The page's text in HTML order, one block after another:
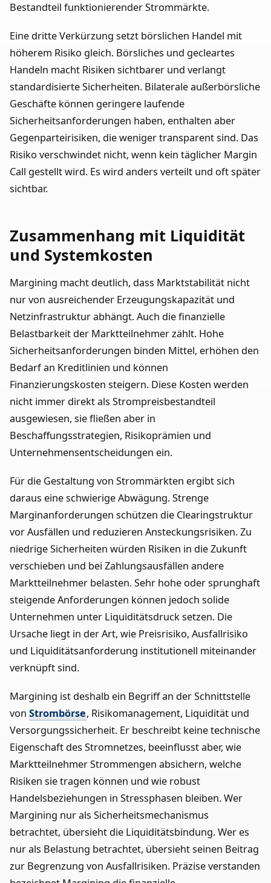
Bestandteil funktionierender Strommärkte.
Eine dritte Verkürzung setzt börslichen Handel mit
höherem Risiko gleich. Börsliches und gecleartes
Handeln macht Risiken sichtbarer und verlangt
standardisierte Sicherheiten. Bilaterale außerbörsliche
Geschäfte können geringere laufende
Sicherheitsanforderungen haben, enthalten aber
Gegenparteirisiken, die weniger transparent sind. Das
Risiko verschwindet nicht, wenn kein täglicher Margin
Call gestellt wird. Es wird anders verteilt und oft später
sichtbar.
Zusammenhang mit Liquidität
und Systemkosten
Margining macht deutlich, dass Marktstabilität nicht
nur von ausreichender Erzeugungskapazität und
Netzinfrastruktur abhängt. Auch die finanzielle
Belastbarkeit der Marktteilnehmer zählt. Hohe
Sicherheitsanforderungen binden Mittel, erhöhen den
Bedarf an Kreditlinien und können
Finanzierungskosten steigern. Diese Kosten werden
nicht immer direkt als Strompreisbestandteil
ausgewiesen, sie fließen aber in
Beschaffungsstrategien, Risikoprämien und
Unternehmensentscheidungen ein.
Für die Gestaltung von Strommärkten ergibt sich
daraus eine schwierige Abwägung. Strenge
Marginanforderungen schützen die Clearingstruktur
vor Ausfällen und reduzieren Ansteckungsrisiken. Zu
niedrige Sicherheiten würden Risiken in die Zukunft
verschieben und bei Zahlungsausfällen andere
Marktteilnehmer belasten. Sehr hohe oder sprunghaft
steigende Anforderungen können jedoch solide
Unternehmen unter Liquiditätsdruck setzen. Die
Ursache liegt in der Art, wie Preisrisiko, Ausfallrisiko
und Liquiditätsanforderung institutionell miteinander
verknüpft sind.
Margining ist deshalb ein Begriff an der Schnittstelle
von Strombörse, Risikomanagement, Liquidität und
Versorgungssicherheit. Er beschreibt keine technische
Eigenschaft des Stromnetzes, beeinflusst aber, wie
Marktteilnehmer Strommengen absichern, welche
Risiken sie tragen können und wie robust
Handelsbeziehungen in Stressphasen bleiben. Wer
Margining nur als Sicherheitsmechanismus
betrachtet, übersieht die Liquiditätsbindung. Wer es
nur als Belastung betrachtet, übersieht seinen Beitrag
zur Begrenzung von Ausfallrisiken. Präzise verstanden